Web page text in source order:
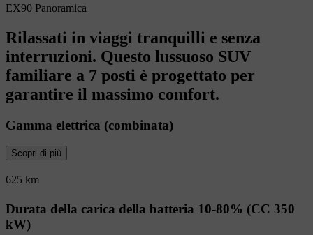
EX90 Panoramica
Rilassati in viaggi tranquilli e senza
interruzioni. Questo lussuoso SUV
familiare a 7 posti è progettato per
garantire il massimo comfort.
Gamma elettrica (combinata)
Scopri di più
625 km
Durata della carica della batteria 10-80% (CC 350
kW)